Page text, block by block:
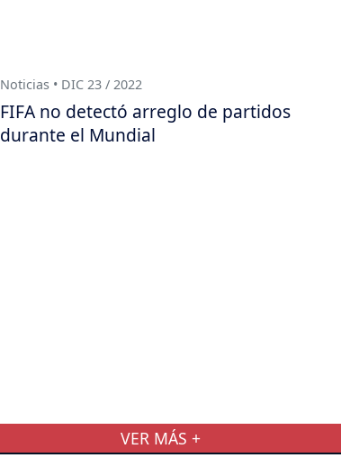
Noticias • DIC 23 / 2022
FIFA no detectó arreglo de partidos
durante el Mundial
VER MÁS +